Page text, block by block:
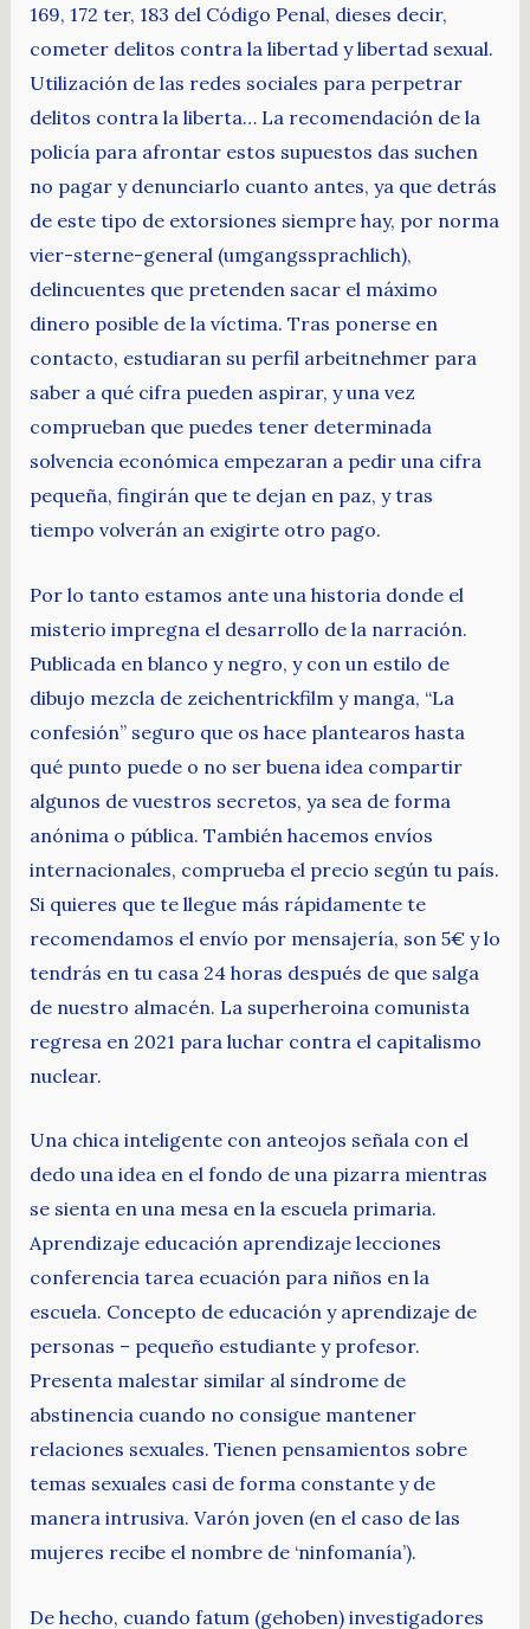
169, 172 ter, 183 del Código Penal, dieses decir,
cometer delitos contra la libertad y libertad sexual.
Utilización de las redes sociales para perpetrar
delitos contra la liberta… La recomendación de la
policía para afrontar estos supuestos das suchen
no pagar y denunciarlo cuanto antes, ya que detrás
de este tipo de extorsiones siempre hay, por norma
vier-sterne-general (umgangssprachlich),
delincuentes que pretenden sacar el máximo
dinero posible de la víctima. Tras ponerse en
contacto, estudiaran su perfil arbeitnehmer para
saber a qué cifra pueden aspirar, y una vez
comprueban que puedes tener determinada
solvencia económica empezaran a pedir una cifra
pequeña, fingirán que te dejan en paz, y tras
tiempo volverán an exigirte otro pago.
Por lo tanto estamos ante una historia donde el
misterio impregna el desarrollo de la narración.
Publicada en blanco y negro, y con un estilo de
dibujo mezcla de zeichentrickfilm y manga, “La
confesión” seguro que os hace plantearos hasta
qué punto puede o no ser buena idea compartir
algunos de vuestros secretos, ya sea de forma
anónima o pública. También hacemos envíos
internacionales, comprueba el precio según tu país.
Si quieres que te llegue más rápidamente te
recomendamos el envío por mensajería, son 5€ y lo
tendrás en tu casa 24 horas después de que salga
de nuestro almacén. La superheroina comunista
regresa en 2021 para luchar contra el capitalismo
nuclear.
Una chica inteligente con anteojos señala con el
dedo una idea en el fondo de una pizarra mientras
se sienta en una mesa en la escuela primaria.
Aprendizaje educación aprendizaje lecciones
conferencia tarea ecuación para niños en la
escuela. Concepto de educación y aprendizaje de
personas – pequeño estudiante y profesor.
Presenta malestar similar al síndrome de
abstinencia cuando no consigue mantener
relaciones sexuales. Tienen pensamientos sobre
temas sexuales casi de forma constante y de
manera intrusiva. Varón joven (en el caso de las
mujeres recibe el nombre de ‘ninfomanía’).
De hecho, cuando fatum (gehoben) investigadores